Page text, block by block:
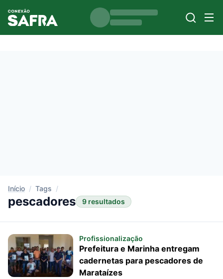
Início / Tags /
pescadores 9 resultados
Profissionalização
Prefeitura e Marinha entregam
cadernetas para pescadores de
Marataízes